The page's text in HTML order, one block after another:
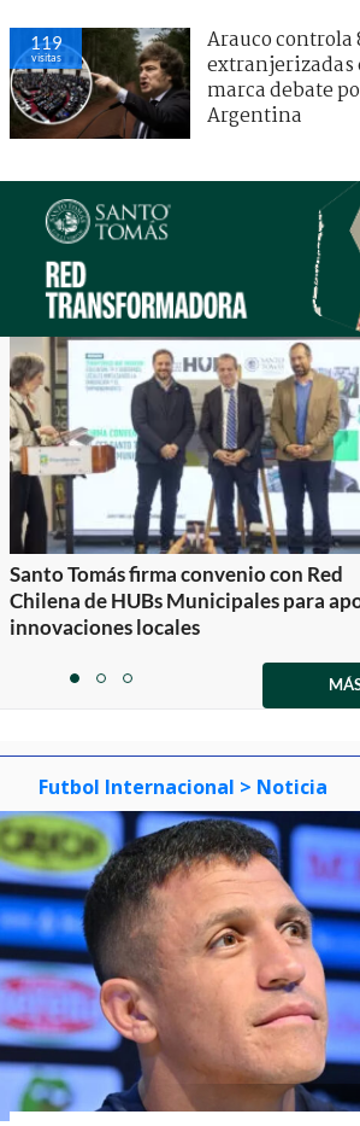
119
visitas
Arauco controla
extranjerizadas
marca debate
Argentina
Santo Tomás firma convenio con Red
Chilena de HUBs Municipales para
innovaciones locales
itemitemitem
Futbol Internacional > Noticia